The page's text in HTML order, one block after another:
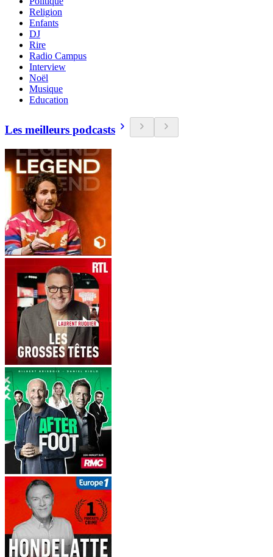
Religion
Enfants
DJ
Rire
Radio Campus
Interview
Noël
Musique
Education
Les meilleurs podcasts